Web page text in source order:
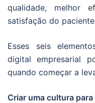
qualidade, melhor
satisfação do
Esses seis
digital empresarial
quando começar a
Criar uma cultura